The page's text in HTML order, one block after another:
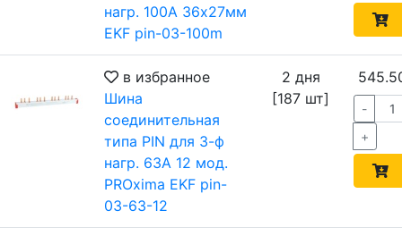
нагр. 100А 36х27мм
EKF pin-03-100m
в избранное
Шина
соединительная
типа PIN для 3-ф
нагр. 63А 12 мод.
PROxima EKF pin-
03-63-12
2 дня
[187 шт]
-
+